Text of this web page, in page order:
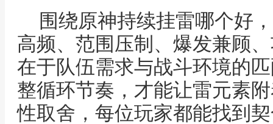
围绕原神持续挂雷哪个好
高频、范围压制、爆发兼顾
在于队伍需求与战斗环境的
整循环节奏，才能让雷元素
性取舍，每位玩家都能找到